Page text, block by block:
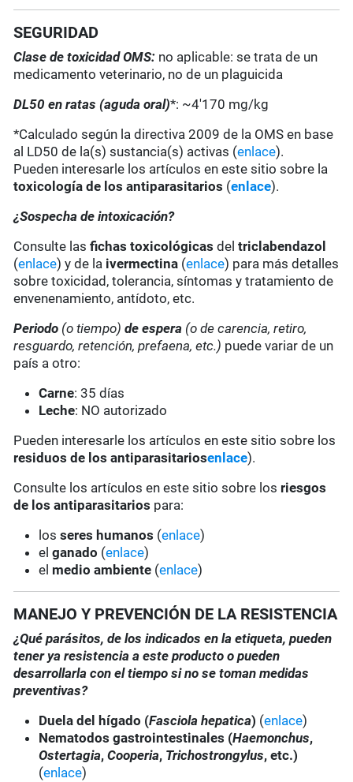
SEGURIDAD
Clase de toxicidad OMS: no aplicable: se trata de un
medicamento veterinario, no de un plaguicida
DL50 en ratas (aguda oral)*: ~4'170 mg/kg
*Calculado según la directiva 2009 de la OMS en base
al LD50 de la(s) sustancia(s) activas (enlace).
Pueden interesarle los artículos en este sitio sobre la
toxicología de los antiparasitarios (enlace).
¿Sospecha de intoxicación?
Consulte lasfichas toxicológicas deltriclabendazol
(enlace) y de la ivermectina (enlace) para más detalles
sobre toxicidad, tolerancia, síntomas y tratamiento de
envenenamiento, antídoto, etc.
Periodo (o tiempo) de espera (o de carencia, retiro,
resguardo, retención, prefaena, etc.) puede variar de un
país a otro:
Carne: 35 días
Leche: NO autorizado
Pueden interesarle los artículos en este sitio sobre los
residuos de los antiparasitariosenlace).
Consulte los artículos en este sitio sobre los riesgos
de los antiparasitarios para:
losseres humanos (enlace)
elganado (enlace)
el medio ambiente (enlace)
MANEJO Y PREVENCIÓN DE LA RESISTENCIA
¿Qué parásitos, de los indicados en la etiqueta, pueden
tener ya resistencia a este producto o pueden
desarrollarla con el tiempo si no se toman medidas
preventivas?
Duela del hígado (Fasciola hepatica) (enlace)
Nematodos gastrointestinales (Haemonchus,
Ostertagia,Cooperia, Trichostrongylus, etc.)
(enlace)